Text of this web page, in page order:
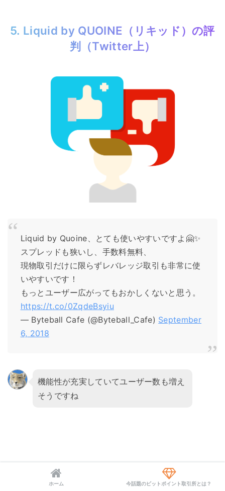
5. Liquid by QUOINE（リキッド）の評
判（Twitter上）
Liquid by Quoine、とても使いやすいですよ🤗✨
スプレッドも狭いし、手数料無料、
現物取引だけに限らずレバレッジ取引も非常に使
いやすいです！
もっとユーザー広がってもおかしくないと思う。
https://t.co/0ZqdeBsyiu
— Byteball Cafe (@Byteball_Cafe) September
6, 2018
機能性が充実していてユーザー数も増え
そうですね
ホーム 今話題のビットポイント取引所とは？